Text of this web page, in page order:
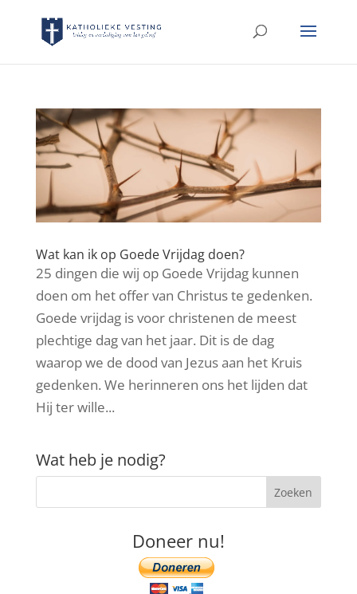
Wat kan ik op Goede Vrijdag doen?
25 dingen die wij op Goede Vrijdag kunnen
doen om het offer van Christus te gedenken.
Goede vrijdag is voor christenen de meest
plechtige dag van het jaar. Dit is de dag
waarop we de dood van Jezus aan het Kruis
gedenken. We herinneren ons het lijden dat
Hij ter wille...
Wat heb je nodig?
Doneer nu!